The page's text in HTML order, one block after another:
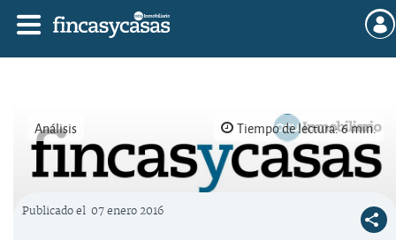
Análisis Tiempo de lectura: 6 min.
Publicado el 07 enero 2016